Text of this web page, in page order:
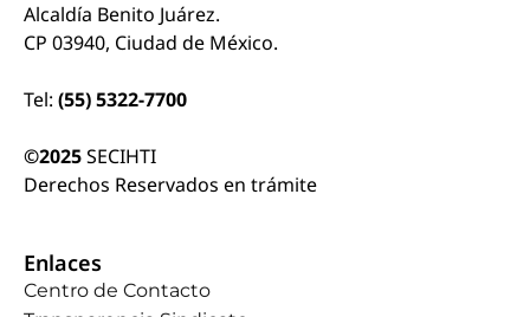
Alcaldía Benito Juárez.
CP 03940, Ciudad de México.
Tel: (55) 5322-7700
©2025SECIHTI
Derechos Reservados en trámite
Enlaces
Centro de Contacto